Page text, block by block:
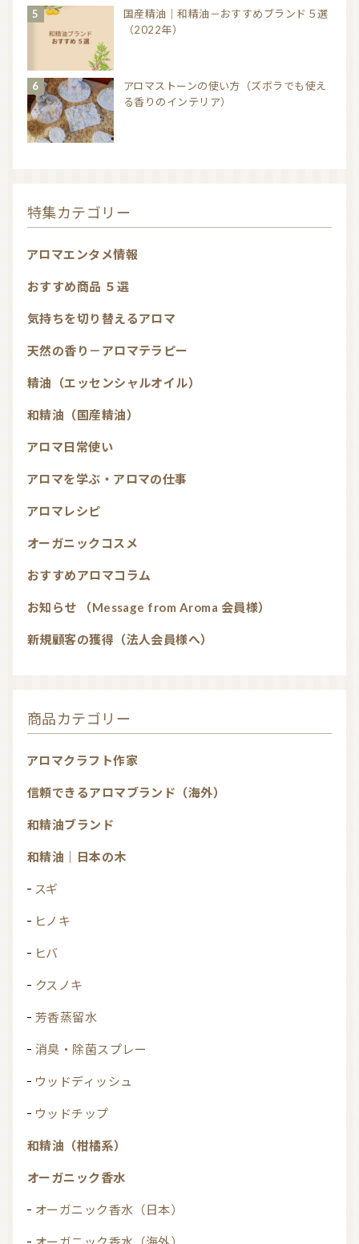
国産精油｜和精油－おすすめブランド５選
（2022年）
アロマストーンの使い方（ズボラでも使え
る香りのインテリア）
特集カテゴリー
アロマエンタメ情報
おすすめ商品 ５選
気持ちを切り替えるアロマ
天然の香り－アロマテラピー
精油（エッセンシャルオイル）
和精油（国産精油）
アロマ日常使い
アロマを学ぶ・アロマの仕事
アロマレシピ
オーガニックコスメ
おすすめアロマコラム
お知らせ （Message from Aroma 会員様）
新規顧客の獲得（法人会員様へ）
商品カテゴリー
アロマクラフト作家
信頼できるアロマブランド（海外）
和精油ブランド
和精油｜日本の木
スギ
ヒノキ
ヒバ
クスノキ
芳香蒸留水
消臭・除菌スプレー
ウッドディッシュ
ウッドチップ
和精油（柑橘系）
オーガニック香水
オーガニック香水（日本）